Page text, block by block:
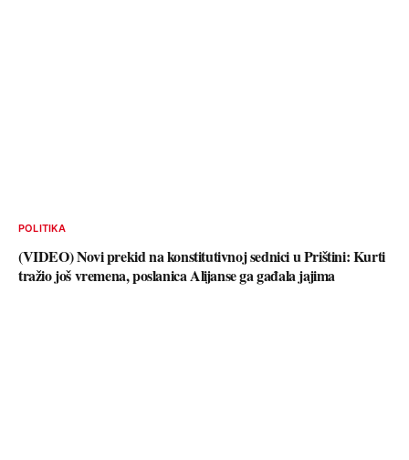
POLITIKA
(VIDEO) Novi prekid na konstitutivnoj sednici u Prištini: Kurti
tražio još vremena, poslanica Alijanse ga gađala jajima